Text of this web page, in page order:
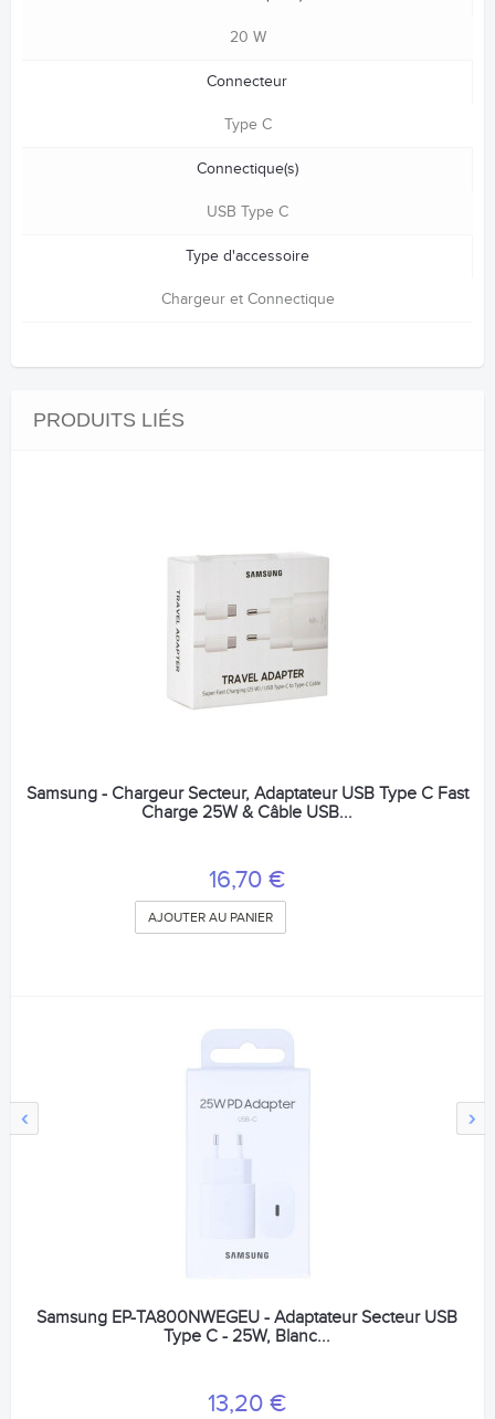
20 W
Connecteur
Type C
Connectique(s)
USB Type C
Type d'accessoire
Chargeur et Connectique
PRODUITS LIÉS
‹ ›
Samsung - Chargeur Secteur, Adaptateur USB Type C Fast
Charge 25W & Câble USB...
16,70 €
AJOUTER AU PANIER
Samsung EP-TA800NWEGEU - Adaptateur Secteur USB
Type C - 25W, Blanc...
13,20 €